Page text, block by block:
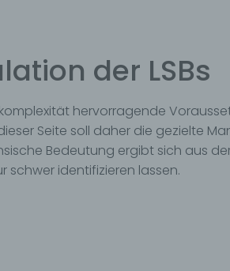
der LSBs
hervorragende
Seite soll daher die gezielte
Bedeutung ergibt sich aus
schwer identifizieren lassen.